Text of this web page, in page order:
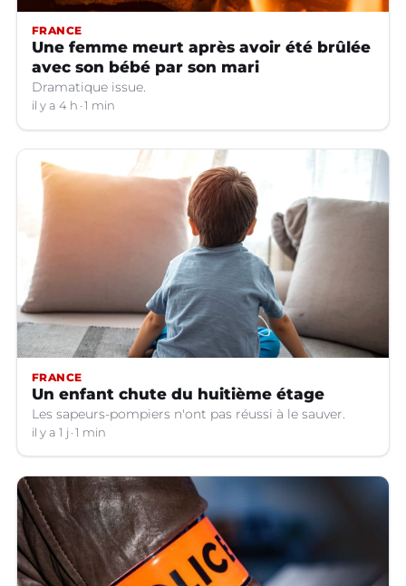
FRANCE
Une femme meurt après avoir été brûlée
avec son bébé par son mari
Dramatique issue.
il y a 4 h 1 min
FRANCE
Un enfant chute du huitième étage
Les sapeurs-pompiers n'ont pas réussi à le sauver.
il y a 1 j 1 min